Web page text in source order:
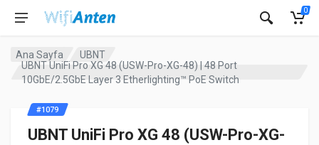
0
Ana Sayfa
UBNT
UBNT UniFi Pro XG 48 (USW-Pro-XG-48) | 48 Port
10GbE/2.5GbE Layer 3 Etherlighting™ PoE Switch
UBNT UniFi Pro XG 48 (USW-Pro-XG-
#1079